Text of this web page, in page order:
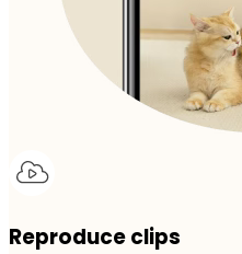
Reproduce clips